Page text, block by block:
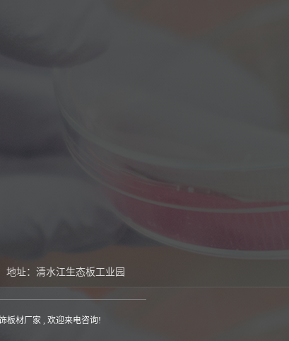
地址：清水江生态板工业园
板材厂家 , 欢迎来电咨询!